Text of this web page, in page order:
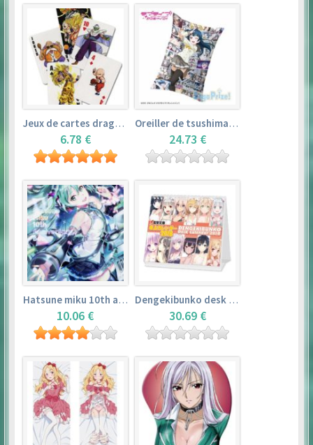
Jeux de cartes dragon ball
6.78 €
Oreiller de tsushima yoshiko (35cm×53cm) – love live! sunshine!!
24.73 €
Hatsune miku 10th anniversary book
10.06 €
Dengekibunko desk calendar 2018
30.69 €